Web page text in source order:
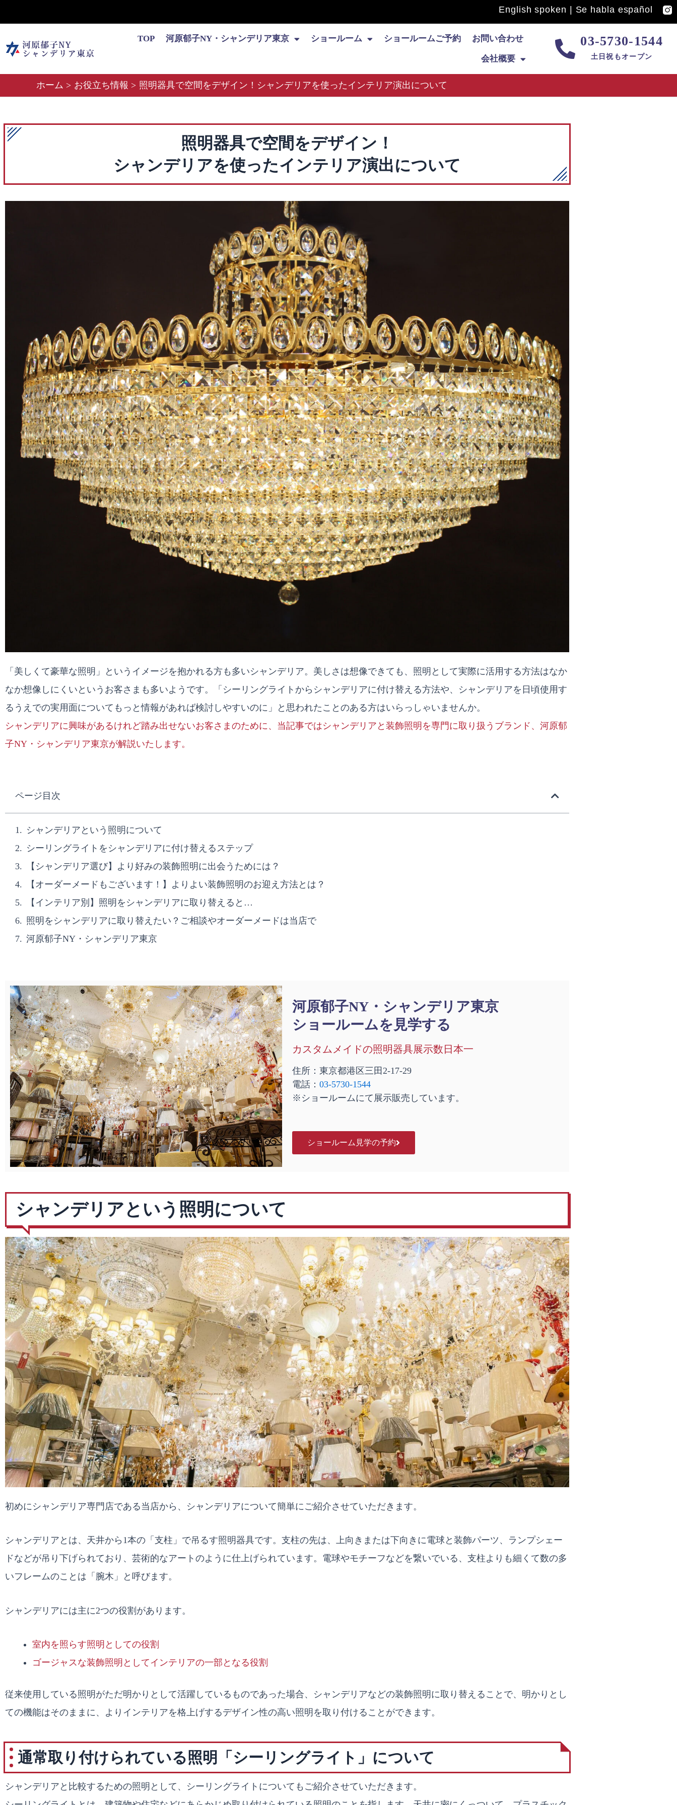
ス
ッ
English spoken | Se habla español
TOP 河原郁子NY・シャンデリア東京 ショールーム ショールームご予約 お問い合わせ
会社概要
03-5730-1544
土日祝もオープン
ホーム お役立ち情報 照明器具で空間をデザイン！シャンデリアを使ったインテリア演出について
照明器具で空間をデザイン！
シャンデリアを使ったインテリア演出について
「美しくて豪華な照明」というイメージを抱かれる方も多いシャンデリア。美しさは想像できても、照明として実際に活用する方法はなか
なか想像しにくいというお客さまも多いようです。「シーリングライトからシャンデリアに付け替える方法や、シャンデリアを日頃使用す
るうえでの実用面についてもっと情報があれば検討しやすいのに」と思われたことのある方はいらっしゃいませんか。
シャンデリアに興味があるけれど踏み出せないお客さまのために、当記事ではシャンデリアと装飾照明を専門に取り扱うブランド、河原郁
子NY・シャンデリア東京が解説いたします。
ページ目次
シャンデリアという照明について
シーリングライトをシャンデリアに付け替えるステップ
【シャンデリア選び】より好みの装飾照明に出会うためには？
【オーダーメードもございます！】よりよい装飾照明のお迎え方法とは？
【インテリア別】照明をシャンデリアに取り替えると…
照明をシャンデリアに取り替えたい？ご相談やオーダーメードは当店で
河原郁子NY・シャンデリア東京
河原郁子NY・シャンデリア東京
ショールームを見学する
カスタムメイドの照明器具展示数日本一
住所：東京都港区三田2-17-29
電話： 03-5730-1544
※ショールームにて展示販売しています。
ショールーム見学の予約
シャンデリアという照明について
初めにシャンデリア専門店である当店から、シャンデリアについて簡単にご紹介させていただきます。
シャンデリアとは、天井から1本の「支柱」で吊るす照明器具です。支柱の先は、上向きまたは下向きに電球と装飾パーツ、ランプシェー
ドなどが吊り下げられており、芸術的なアートのように仕上げられています。電球やモチーフなどを繋いでいる、支柱よりも細くて数の多
いフレームのことは「腕木」と呼びます。
シャンデリアには主に2つの役割があります。
室内を照らす照明としての役割
ゴージャスな装飾照明としてインテリアの一部となる役割
従来使用している照明がただ明かりとして活躍しているものであった場合、シャンデリアなどの装飾照明に取り替えることで、明かりとし
ての機能はそのままに、よりインテリアを格上げするデザイン性の高い照明を取り付けることができます。
通常取り付けられている照明「シーリングライト」について
シャンデリアと比較するための照明として、シーリングライトについてもご紹介させていただきます。